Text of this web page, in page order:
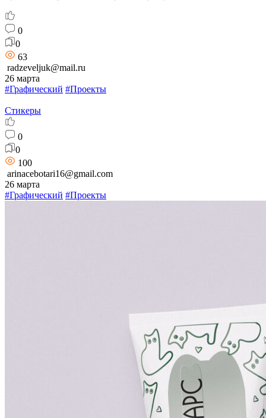
0
0
63
radzeveljuk@mail.ru
26 марта
#Графический #Проекты
Стикеры
0
0
100
arinacebotari16@gmail.com
26 марта
#Графический #Проекты